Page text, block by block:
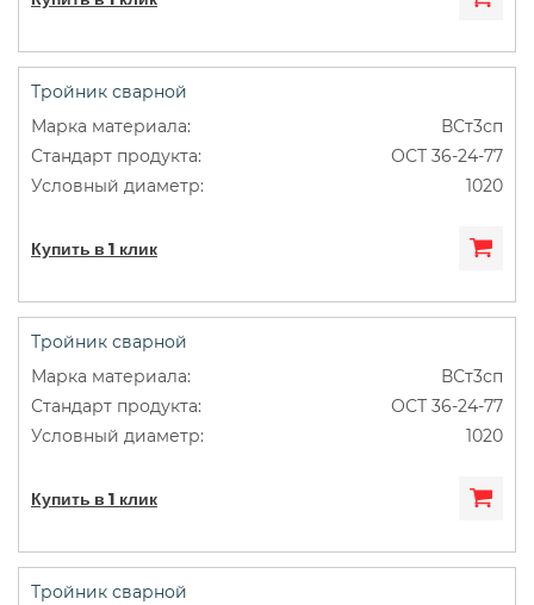
Тройник сварной
ВСт3сп
ОСТ 36-24-77
1020
Купить в 1 клик
Тройник сварной
ВСт3сп
ОСТ 36-24-77
1020
Купить в 1 клик
Тройник сварной